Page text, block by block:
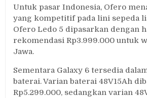
Untuk pasar Indonesia, Ofero
yang kompetitif pada lini sepeda
Ofero Ledo 5 dipasarkan dengan
rekomendasi Rp3.999.000 untuk
Jawa.
Sementara Galaxy 6 tersedia
baterai. Varian baterai 48V15Ah
Rp5.299.000, sedangkan varian